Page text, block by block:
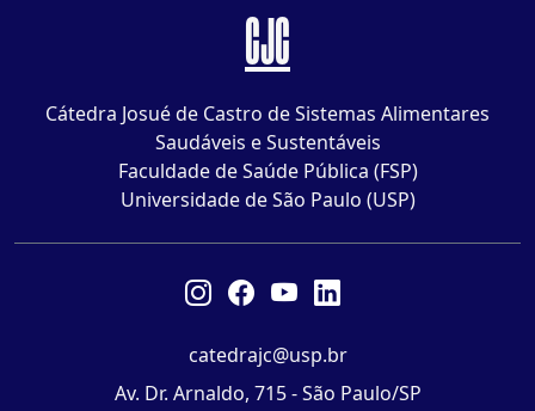
CJC
Cátedra Josué de Castro de Sistemas Alimentares
Saudáveis e Sustentáveis
Faculdade de Saúde Pública (FSP)
Universidade de São Paulo (USP)
catedrajc@usp.br
Av. Dr. Arnaldo, 715 - São Paulo/SP